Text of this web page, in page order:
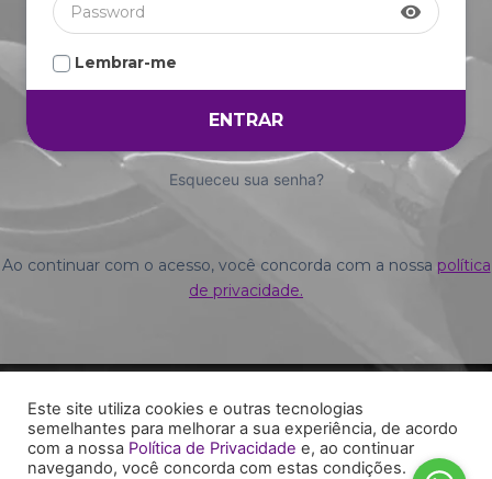
visibility
Lembrar-me
Esqueceu sua senha?
Ao continuar com o acesso, você concorda com a nossa política
de privacidade.
Este site utiliza cookies e outras tecnologias
semelhantes para melhorar a sua experiência, de acordo
com a nossa Política de Privacidade e, ao continuar
navegando, você concorda com estas condições.